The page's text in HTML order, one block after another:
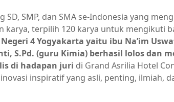
SMP, dan SMA se-Indonesia yang
karya, terpilih 120 karya untuk mengikuti
4 Yogyakarta yaitu ibu Na’im
S.Pd. (guru Kimia) berhasil lolos dan
di hadapan juri di Grand Asrilia Hotel
inspiratif yang asli, penting, ilmiah,